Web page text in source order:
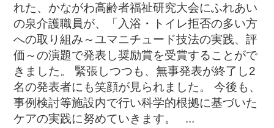
れた、かながわ高齢者福祉研究大会にふれあい
の泉介護職員が、「入浴・トイレ拒否の多い方
への取り組み～ユマニチュード技法の実践、評
価～の演題で発表し奨励賞を受賞することがで
きました。 緊張しつつも、無事発表が終了し2
名の発表者にも笑顔が見られました。 今後も、
事例検討等施設内で行い科学的根拠に基づいた
ケアの実践に努めていきます。 ...